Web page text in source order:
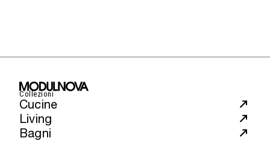
Collezioni
Cucine
Living
Bagni